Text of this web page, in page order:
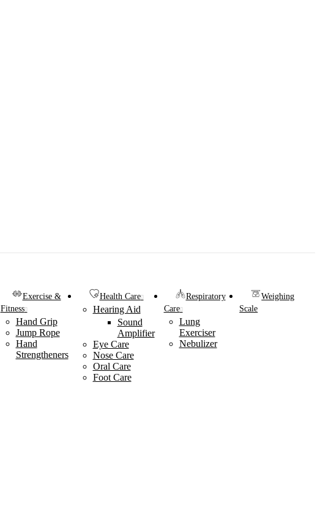
Exercise &
Fitness
Hand Grip
Jump Rope
Hand
Strengtheners
Health Care
Hearing Aid
Sound
Amplifier
Eye Care
Nose Care
Oral Care
Foot Care
Respiratory
Care
Lung
Exerciser
Nebulizer
Weighing
Scale